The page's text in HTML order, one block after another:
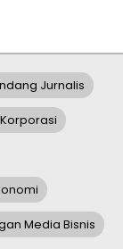
Jurnalis
Media Bisnis